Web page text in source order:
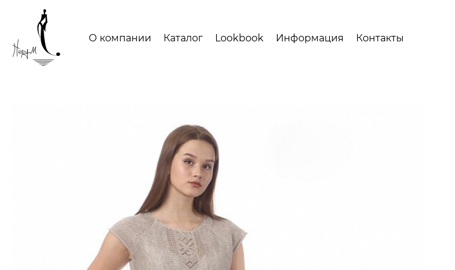
О компании Каталог Lookbook Информация Контакты